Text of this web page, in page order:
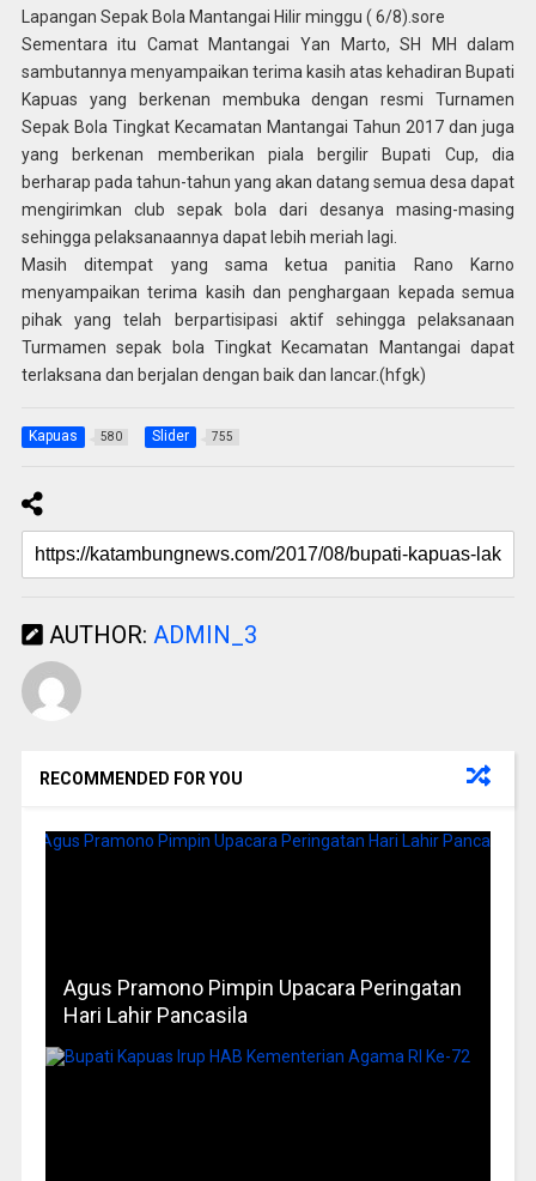
Lapangan Sepak Bola Mantangai Hilir minggu ( 6/8).sore
Sementara itu Camat Mantangai Yan Marto, SH MH dalam
sambutannya menyampaikan terima kasih atas kehadiran Bupati
Kapuas yang berkenan membuka dengan resmi Turnamen
Sepak Bola Tingkat Kecamatan Mantangai Tahun 2017 dan juga
yang berkenan memberikan piala bergilir Bupati Cup, dia
berharap pada tahun-tahun yang akan datang semua desa dapat
mengirimkan club sepak bola dari desanya masing-masing
sehingga pelaksanaannya dapat lebih meriah lagi.
Masih ditempat yang sama ketua panitia Rano Karno
menyampaikan terima kasih dan penghargaan kepada semua
pihak yang telah berpartisipasi aktif sehingga pelaksanaan
Turmamen sepak bola Tingkat Kecamatan Mantangai dapat
terlaksana dan berjalan dengan baik dan lancar.(hfgk)
Kapuas 580 Slider 755
AUTHOR: ADMIN_3
RECOMMENDED FOR YOU
Agus Pramono Pimpin Upacara Peringatan
Hari Lahir Pancasila